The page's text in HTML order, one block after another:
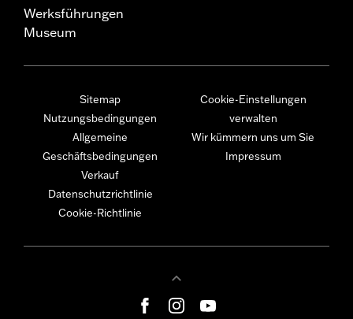
Werksführungen
Museum
Sitemap
Nutzungsbedingungen
Allgemeine
Geschäftsbedingungen
Verkauf
Datenschutzrichtlinie
Cookie-Richtlinie
Cookie-Einstellungen
verwalten
Wir kümmern uns um Sie
Impressum